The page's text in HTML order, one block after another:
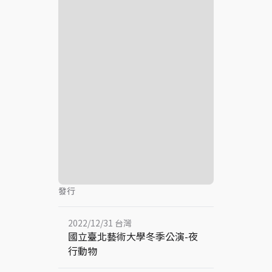
發行
2022/12/31 台灣
國立臺北藝術大學冬季公演-夜
行動物